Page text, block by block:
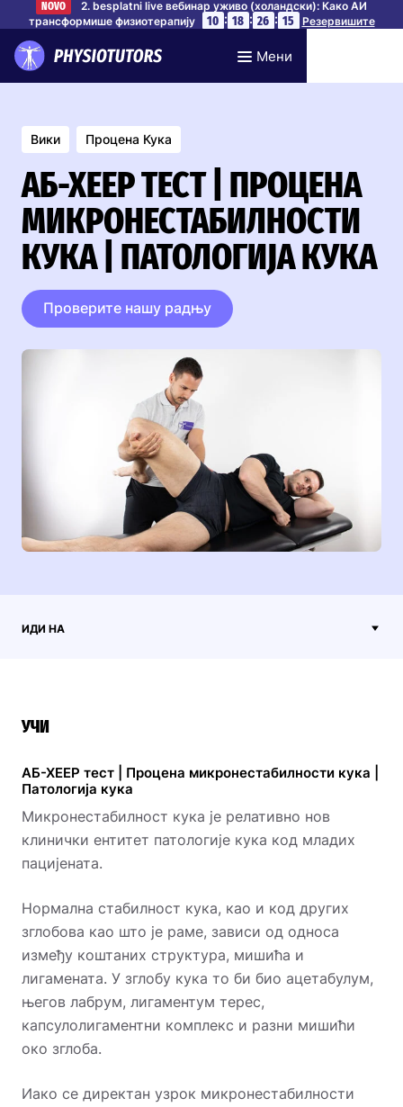
NOVO
2. besplatni live вебинар уживо (холандски): Како АИ
трансформише физиотерапију
10 : 18 : 26 : 14 Резервишите
Мени
Вики Процена Кука
АБ-ХЕЕР ТЕСТ | ПРОЦЕНА
МИКРОНЕСТАБИЛНОСТИ
КУКА | ПАТОЛОГИЈА КУКА
Проверите нашу радњу
ИДИ НА
УЧИ
АБ-ХЕЕР тест | Процена микронестабилности кука |
Патологија кука
Микронестабилност кука је релативно нов
клинички ентитет патологије кука код младих
пацијената.
Нормална стабилност кука, као и код других
зглобова као што је раме, зависи од односа
између коштаних структура, мишића и
лигамената. У зглобу кука то би био ацетабулум,
његов лабрум, лигаментум терес,
капсулолигаментни комплекс и разни мишићи
око зглоба.
Иако се директан узрок микронестабилности